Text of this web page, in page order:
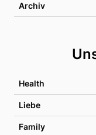
Archiv
Health
Liebe
Family